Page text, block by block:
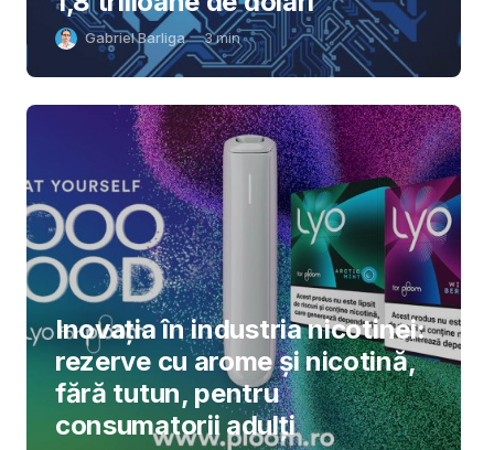
Gabriel Barliga 3min
Inovația în industria nicotinei:
rezerve cu arome și nicotină,
fără tutun, pentru
consumatorii adulți